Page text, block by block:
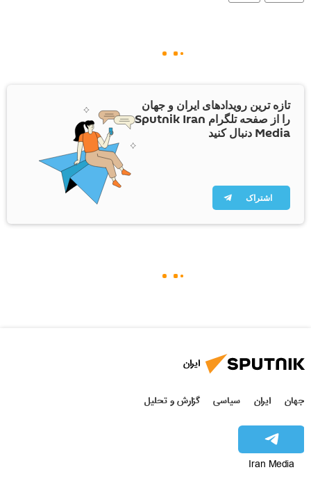
تازه ترین رویدادهای ایران و جهان
را از صفحه تلگرام Sputnik Iran
Media دنبال کنید
اشتراک
ایران
جهان ایران سیاسی گزارش و تحلیل
Iran Media